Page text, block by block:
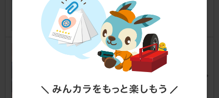
まい@C+Cさん
プラモデルの材料 こすって銀S
UN
29